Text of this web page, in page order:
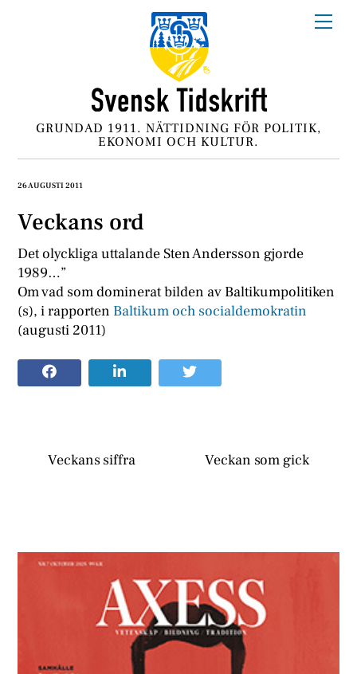
GRUNDAD 1911. NÄTTIDNING FÖR POLITIK,
EKONOMI OCH KULTUR.
26 AUGUSTI 2011
Veckans ord
Det olyckliga uttalande Sten Andersson gjorde
1989…”
Om vad som dominerat bilden av Baltikumpolitiken
(s), i rapporten Baltikum och socialdemokratin
(augusti 2011)
Veckans siffra Veckan som gick